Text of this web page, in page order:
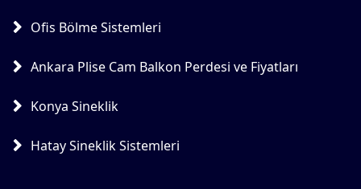
Ofis Bölme Sistemleri
Ankara Plise Cam Balkon Perdesi ve Fiyatları
Konya Sineklik
Hatay Sineklik Sistemleri